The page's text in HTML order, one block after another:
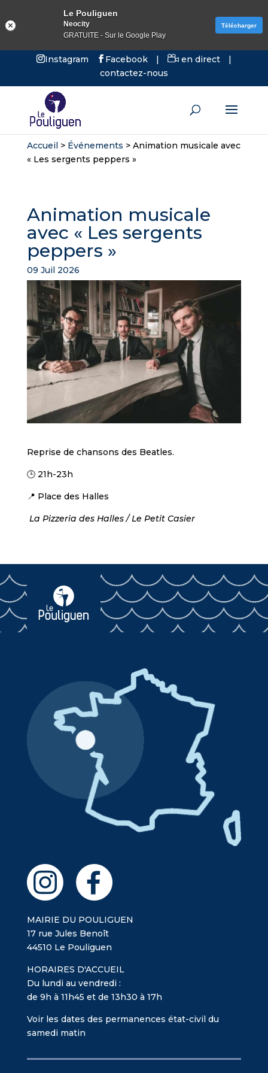
Instagram Facebook | en direct
|
contactez-nous
Accueil> Événements > Animation musicale avec
« Les sergents peppers »
Animation musicale
avec « Les sergents
peppers »
09 Juil 2026
Reprise de chansons des Beatles.
🕒 21h-23h
📍 Place des Halles
La Pizzeria des Halles / Le Petit Casier
MAIRIE DU POULIGUEN
17 rue Jules Benoît
44510 Le Pouliguen
HORAIRES D'ACCUEIL
Du lundi au vendredi :
de 9h à 11h45 et de 13h30 à 17h
Voir les dates des permanences état-civil du
samedi matin
Le Pouliguen
Neocity
GRATUITE - Sur le Google Play
Télécharger